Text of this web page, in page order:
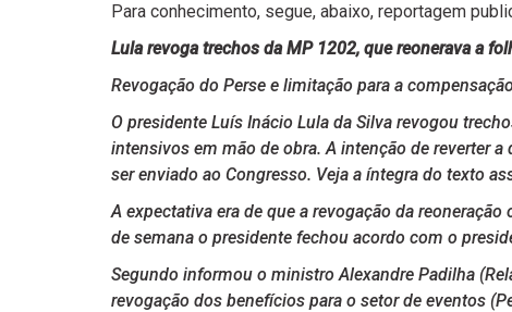
Para conhecimento, segue, abaixo, reportagem
Lula revoga trechos da MP 1202, que reonerava a
Revogação do Perse e limitação para a
O presidente Luís Inácio Lula da Silva revogou
intensivos em mão de obra. A intenção de reverter
ser enviado ao Congresso. Veja a íntegra do texto
A expectativa era de que a revogação da
de semana o presidente fechou acordo com o
Segundo informou o ministro Alexandre Padilha
revogação dos benefícios para o setor de eventos